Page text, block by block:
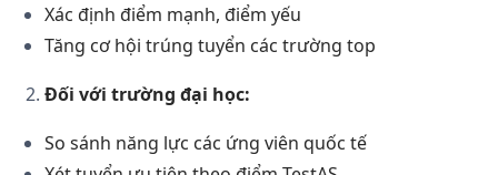
Xác định điểm mạnh, điểm yếu
Tăng cơ hội trúng tuyển các trường top
Đối với trường đại học:
So sánh năng lực các ứng viên quốc tế